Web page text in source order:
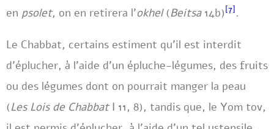
en psolet, on en retirera l’okhel(Beitsa14b) [7] .
Le Chabbat, certains estiment qu’il est interdit
d’éplucher, à l’aide d’un épluche-légumes, des fruits
ou des légumes dont on pourrait manger la peau
(Les Lois de ChabbatI 11, 8), tandis que, le Yom tov,